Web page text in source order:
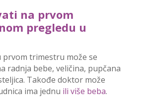
na prvom
pregledu u
prvom trimestru može se
radnja bebe, veličina, pupčana
Takođe doktor može
ima jednu ili više beba.